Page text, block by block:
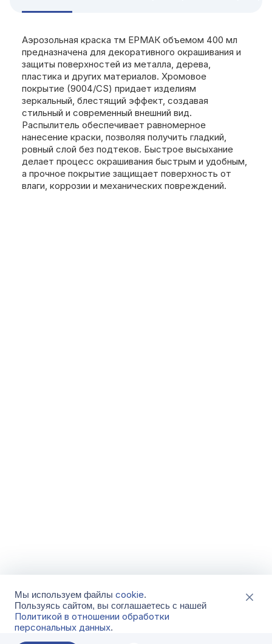
Аэрозольная краска тм ЕРМАК объемом 400 мл
предназначена для декоративного окрашивания и
защиты поверхностей из металла, дерева,
пластика и других материалов. Хромовое
покрытие (9004/CS) придает изделиям
зеркальный, блестящий эффект, создавая
стильный и современный внешний вид.
Распылитель обеспечивает равномерное
нанесение краски, позволяя получить гладкий,
ровный слой без подтеков. Быстрое высыхание
делает процесс окрашивания быстрым и удобным,
а прочное покрытие защищает поверхность от
влаги, коррозии и механических повреждений.
Мы используем файлы cookie.
Пользуясь сайтом, вы соглашаетесь с нашей
Политикой в отношении обработки
персональных данных.